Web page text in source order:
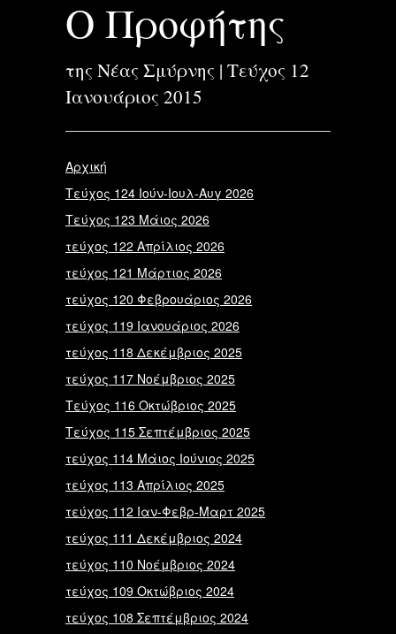
Ο Προφήτης
της Νέας Σμύρνης | Τεύχος 12
Ιανουάριος 2015
Αρχική
Τεύχος 124 Ιούν-Ιουλ-Αυγ 2026
Τεύχος 123 Μάιος 2026
τεύχος 122 Απρίλιος 2026
τεύχος 121 Μάρτιος 2026
τεύχος 120 Φεβρουάριος 2026
τεύχος 119 Ιανουάριος 2026
τεύχος 118 Δεκέμβριος 2025
τεύχος 117 Νοέμβριος 2025
Τεύχος 116 Οκτώβριος 2025
Τεύχος 115 Σεπτέμβριος 2025
τεύχος 114 Μάιος Ιούνιος 2025
τεύχος 113 Απρίλιος 2025
τεύχος 112 Ιαν-Φεβρ-Μαρτ 2025
τεύχος 111 Δεκέμβριος 2024
τεύχος 110 Νοέμβριος 2024
τεύχος 109 Οκτώβριος 2024
τεύχος 108 Σεπτέμβριος 2024